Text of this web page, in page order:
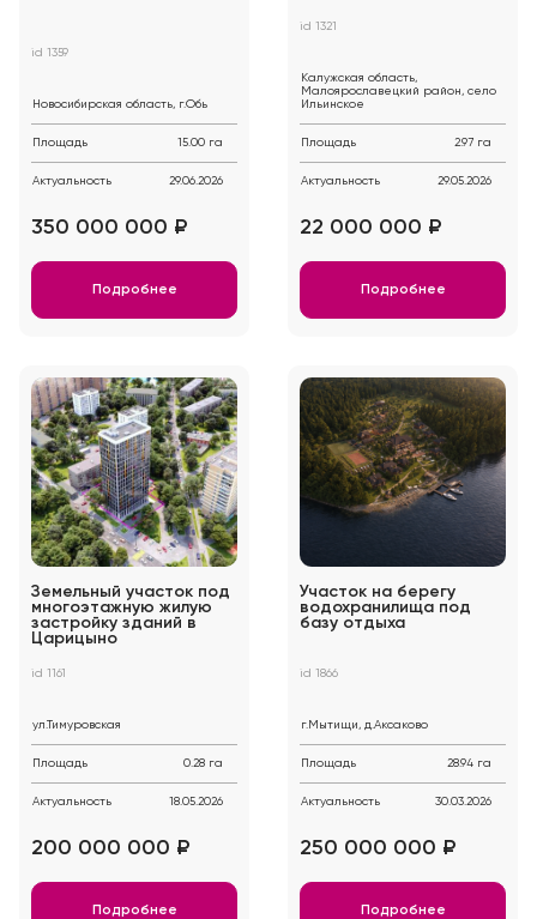
id 1359
Новосибирская область, г.Обь
Площадь 15.00 га
Актуальность 29.06.2026
350 000 000 ₽
Подробнее
id 1321
Калужская область,
Малоярославецкий район, село
Ильинское
Площадь 2.97 га
Актуальность 29.05.2026
22 000 000 ₽
Подробнее
Земельный участок под
многоэтажную жилую
застройку зданий в
Царицыно
id 1161
ул.Тимуровская
Площадь 0.28 га
Актуальность 18.05.2026
200 000 000 ₽
Подробнее
Участок на берегу
водохранилища под
базу отдыха
id 1866
г.Мытищи, д.Аксаково
Площадь 28.94 га
Актуальность 30.03.2026
250 000 000 ₽
Подробнее